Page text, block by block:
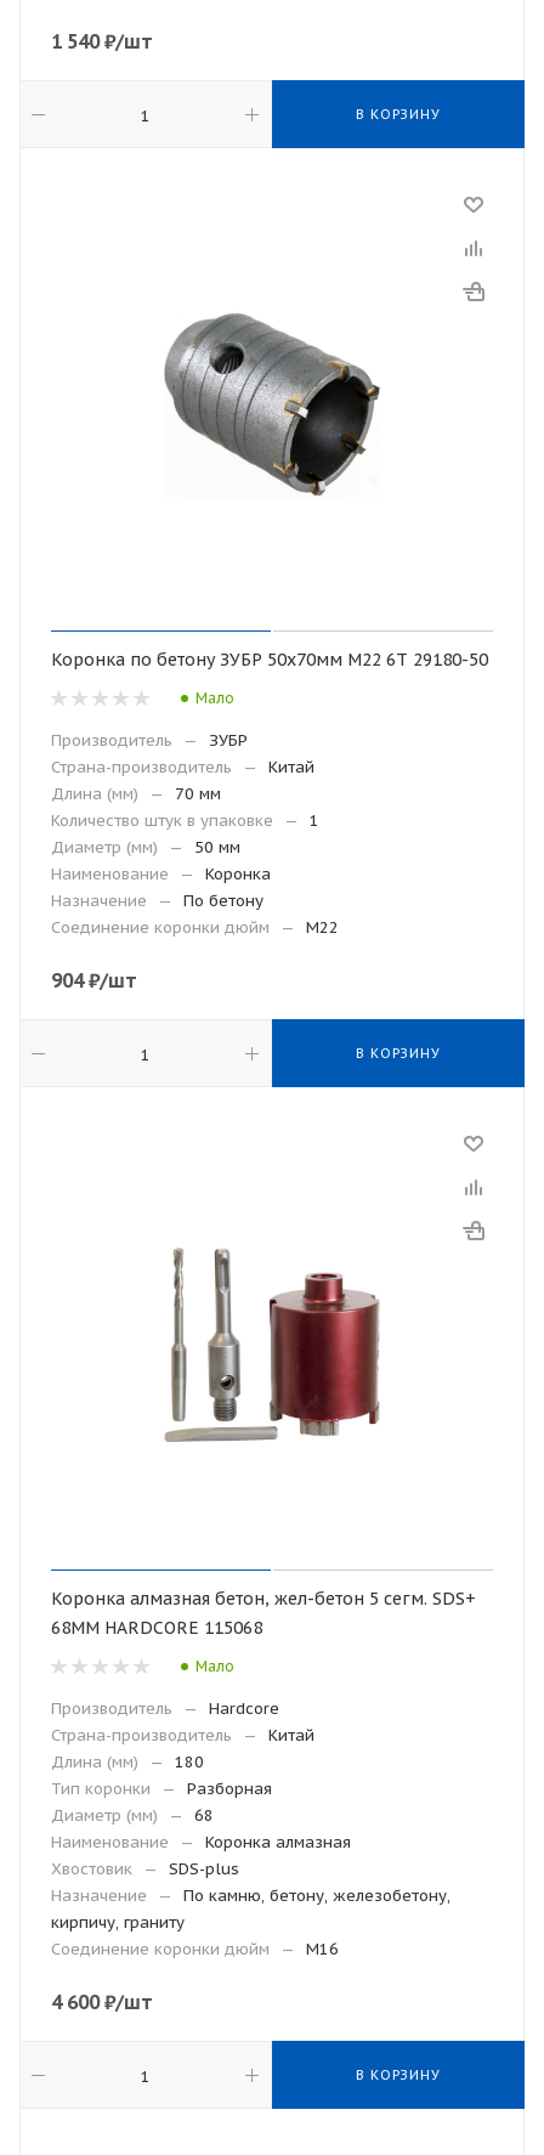
1 540₽/шт
В КОРЗИНУ
Коронка по бетону ЗУБР 50х70мм М22 6Т 29180-50
Мало
Производитель —
ЗУБР
Страна-производитель
—
Китай
Длина (мм)
—
70 мм
Количество штук в упаковке
—
1
Диаметр (мм)
—
50 мм
Наименование
—
Коронка
Назначение
—
По бетону
Соединение коронки дюйм
— М22
904₽/шт
В КОРЗИНУ
Коронка алмазная бетон, жел-бетон 5 сегм. SDS+
68ММ HARDCORE 115068
Мало
Производитель —
Hardcore
Страна-производитель
—
Китай
Длина (мм)
—
180
Тип коронки
—
Разборная
Диаметр (мм)
—
68
Наименование
—
Коронка алмазная
Хвостовик
—
SDS-plus
Назначение
—
По камню, бетону, железобетону,
кирпичу, граниту
Соединение коронки дюйм
— M16
4 600₽/шт
В КОРЗИНУ